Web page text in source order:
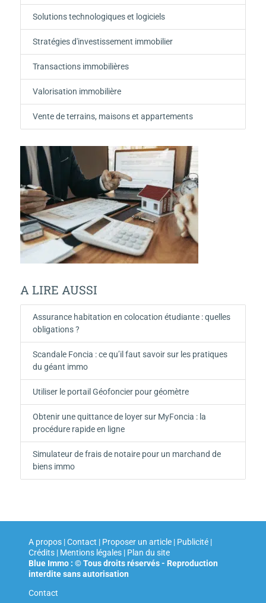
Solutions technologiques et logiciels
Stratégies d'investissement immobilier
Transactions immobilières
Valorisation immobilière
Vente de terrains, maisons et appartements
A LIRE AUSSI
Assurance habitation en colocation étudiante : quelles
obligations ?
Scandale Foncia : ce qu’il faut savoir sur les pratiques
du géant immo
Utiliser le portail Géofoncier pour géomètre
Obtenir une quittance de loyer sur MyFoncia : la
procédure rapide en ligne
Simulateur de frais de notaire pour un marchand de
biens immo
A propos | Contact | Proposer un article | Publicité |
Crédits | Mentions légales | Plan du site
Blue Immo : © Tous droits réservés - Reproduction
interdite sans autorisation
Contact